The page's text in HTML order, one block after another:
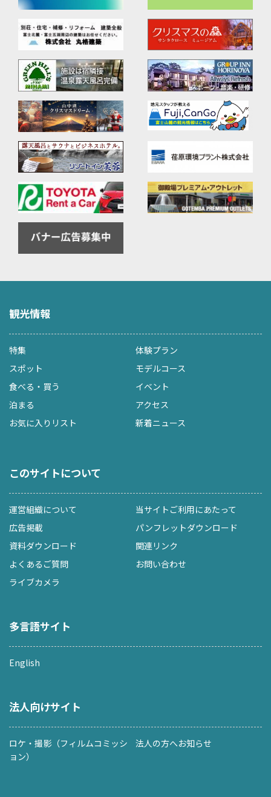
観光情報
特集
体験プラン
スポット
モデルコース
食べる・買う
イベント
泊まる
アクセス
お気に入りリスト
新着ニュース
このサイトについて
運営組織について
当サイトご利用にあたって
広告掲載
パンフレットダウンロード
資料ダウンロード
関連リンク
よくあるご質問
お問い合わせ
ライブカメラ
多言語サイト
English
法人向けサイト
ロケ・撮影（フィルムコミッシ
ョン）
法人の方へお知らせ